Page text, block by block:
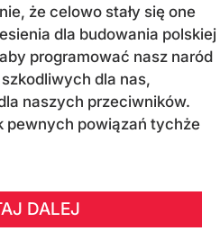
że celowo stały się one
dla budowania polskiej
programować nasz naród
dla nas,
naszych przeciwników.
pewnych powiązań tychże
DALEJ